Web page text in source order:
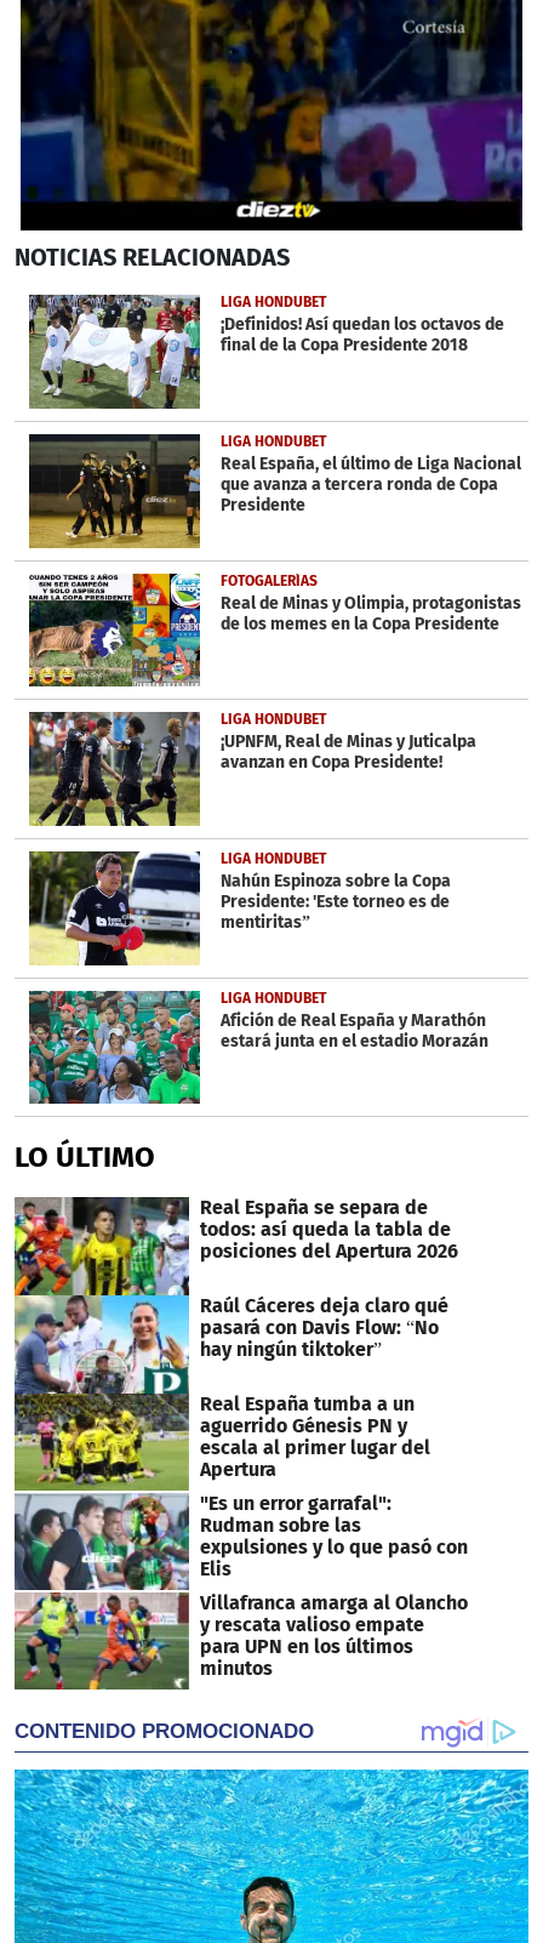
seconds
32
seconds
NOTICIAS RELACIONADAS
LIGA HONDUBET
¡Definidos! Así quedan los octavos de
final de la Copa Presidente 2018
LIGA HONDUBET
Real España, el último de Liga Nacional
que avanza a tercera ronda de Copa
Presidente
FOTOGALERÍAS
Real de Minas y Olimpia, protagonistas
de los memes en la Copa Presidente
LIGA HONDUBET
¡UPNFM, Real de Minas y Juticalpa
avanzan en Copa Presidente!
LIGA HONDUBET
Nahún Espinoza sobre la Copa
Presidente: 'Este torneo es de
mentiritas”
LIGA HONDUBET
Afición de Real España y Marathón
estará junta en el estadio Morazán
LO ÚLTIMO
Real España se separa de
todos: así queda la tabla de
posiciones del Apertura 2026
Raúl Cáceres deja claro qué
pasará con Davis Flow: “No
hay ningún tiktoker”
Real España tumba a un
aguerrido Génesis PN y
escala al primer lugar del
Apertura
"Es un error garrafal":
Rudman sobre las
expulsiones y lo que pasó con
Elis
Villafranca amarga al Olancho
y rescata valioso empate
para UPN en los últimos
minutos